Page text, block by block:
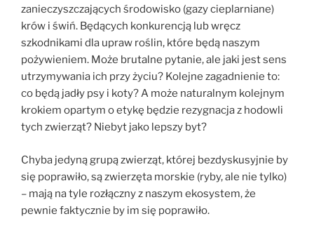
zanieczyszczających środowisko (gazy cieplarniane)
krów i świń. Będących konkurencją lub wręcz
szkodnikami dla upraw roślin, które będą naszym
pożywieniem. Może brutalne pytanie, ale jaki jest sens
utrzymywania ich przy życiu? Kolejne zagadnienie to:
co będą jadły psy i koty? A może naturalnym kolejnym
krokiem opartym o etykę będzie rezygnacja z hodowli
tych zwierząt? Niebyt jako lepszy byt?
Chyba jedyną grupą zwierząt, której bezdyskusyjnie by
się poprawiło, są zwierzęta morskie (ryby, ale nie tylko)
– mają na tyle rozłączny z naszym ekosystem, że
pewnie faktycznie by im się poprawiło.